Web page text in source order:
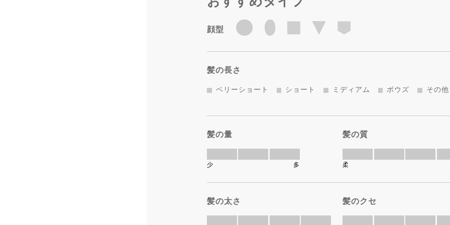
顔型
髪の長さ
ベリーショート ショート ミディアム ボウズ その他
髪の量
少 多
髪の質
柔
髪の太さ 髪のクセ